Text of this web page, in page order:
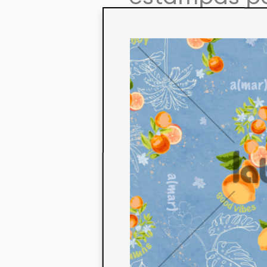
aos seus
linha de
mercados.
ecológicos
acabados
digital.